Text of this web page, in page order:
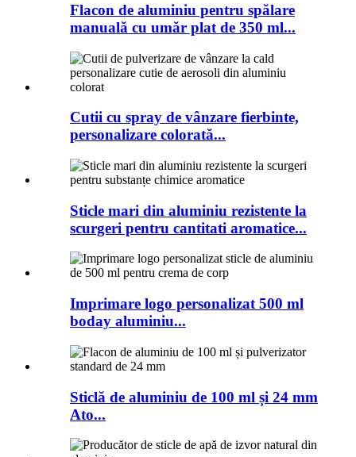
Flacon de aluminiu pentru spălare
manuală cu umăr plat de 350 ml...
Cutii cu spray de vânzare fierbinte,
personalizare colorată...
Sticle mari din aluminiu rezistente la
scurgeri pentru cantitati aromatice...
Imprimare logo personalizat 500 ml
boday aluminiu...
Sticlă de aluminiu de 100 ml și 24 mm
Ato...